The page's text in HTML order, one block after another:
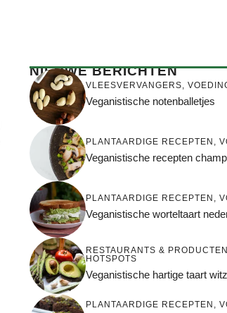
NIEUWE BERICHTEN
VLEESVERVANGERS,
Veganistische notenballetjes
PLANTAARDIGE RECEPTEN ,
Veganistische recepten
PLANTAARDIGE RECEPTEN ,
Veganistische worteltaart
RESTAURANTS & PRODUCTEN
HOTSPOTS
Veganistische hartige taart
PLANTAARDIGE RECEPTEN ,